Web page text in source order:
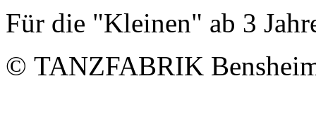
Für die "Kleinen" ab 3
© TANZFABRIK